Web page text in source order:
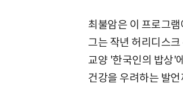
최불암은 이 프로그
그는 작년 허리디스
교양 '한국인의 밥상'
건강을 우려하는 발